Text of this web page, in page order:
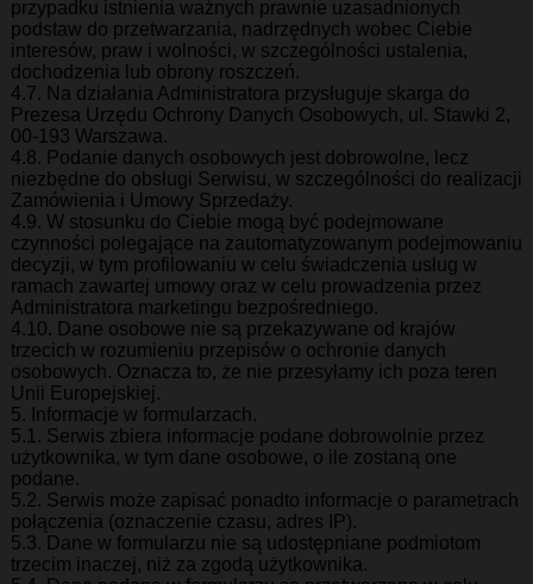
przypadku istnienia ważnych prawnie uzasadnionych
podstaw do przetwarzania, nadrzędnych wobec Ciebie
interesów, praw i wolności, w szczególności ustalenia,
dochodzenia lub obrony roszczeń.
4.7. Na działania Administratora przysługuje skarga do
Prezesa Urzędu Ochrony Danych Osobowych, ul. Stawki 2,
00-193 Warszawa.
4.8. Podanie danych osobowych jest dobrowolne, lecz
niezbędne do obsługi Serwisu, w szczególności do realizacji
Zamówienia i Umowy Sprzedaży.
4.9. W stosunku do Ciebie mogą być podejmowane
czynności polegające na zautomatyzowanym podejmowaniu
decyzji, w tym profilowaniu w celu świadczenia usług w
ramach zawartej umowy oraz w celu prowadzenia przez
Administratora marketingu bezpośredniego.
4.10. Dane osobowe nie są przekazywane od krajów
trzecich w rozumieniu przepisów o ochronie danych
osobowych. Oznacza to, że nie przesyłamy ich poza teren
Unii Europejskiej.
5. Informacje w formularzach.
5.1. Serwis zbiera informacje podane dobrowolnie przez
użytkownika, w tym dane osobowe, o ile zostaną one
podane.
5.2. Serwis może zapisać ponadto informacje o parametrach
połączenia (oznaczenie czasu, adres IP).
5.3. Dane w formularzu nie są udostępniane podmiotom
trzecim inaczej, niż za zgodą użytkownika.